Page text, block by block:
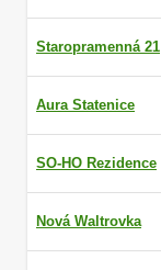
Staropramenná 21
Aura Statenice
SO-HO Rezidence
Nová Waltrovka